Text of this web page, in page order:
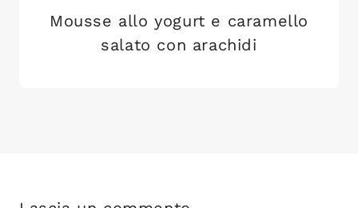
Mousse allo yogurt e caramello
salato con arachidi